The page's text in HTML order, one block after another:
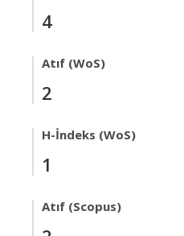
4
Atıf (WoS)
2
H-İndeks (WoS)
1
Atıf (Scopus)